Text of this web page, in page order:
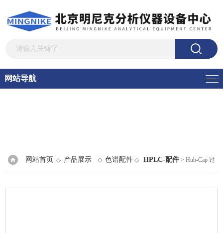
网站导航
网站首页 ◇ 产品展示 ◇色谱配件 ◇HPLC-配件 > Hub-Cap 过
滤器套件